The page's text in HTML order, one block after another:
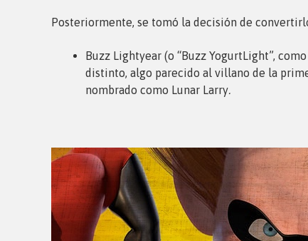
Posteriormente, se tomó la decisión de
Buzz Lightyear (o “Buzz YogurtLight”,
distinto, algo parecido al villano de la
nombrado como Lunar Larry.